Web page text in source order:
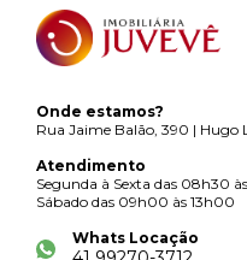
Onde estamos?
Rua Jaime Balão, 390 | Hugo
Atendimento
Segunda à Sexta das 08h30
Sábado das 09h00 às 13h00
Whats Locação